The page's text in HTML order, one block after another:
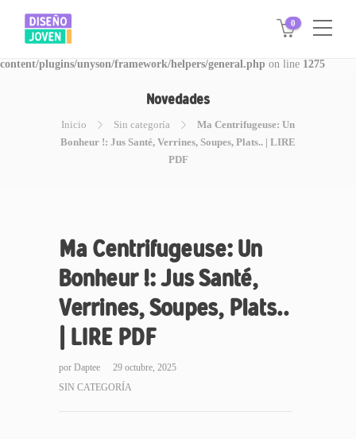
Warning: Invalid argument supplied for foreach() in
/www/disegnojoven.com.ar/htdocs/wp-
content/plugins/unyson/framework/helpers/general.php on line 1275
0
Novedades
Inicio Sin categoría
Ma Centrifugeuse: Un
Bonheur !: Jus Santé, Verrines, Soupes, Plats.. | LIRE
PDF
Ma Centrifugeuse: Un
Bonheur !: Jus Santé,
Verrines, Soupes, Plats..
| LIRE PDF
por Daptee
29 octubre, 2025
SIN CATEGORÍA